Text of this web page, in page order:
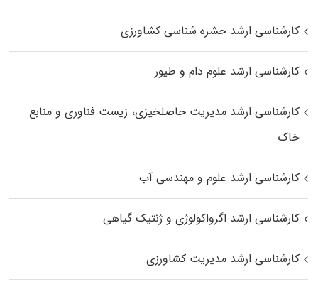
کارشناسی ارشد حشره‌ شناسی کشاورزی
کارشناسی ارشد علوم دام و طیور
کارشناسی ارشد مدیریت حاصلخیزی، زیست فناوری و منابع
خاک
کارشناسی ارشد علوم و مهندسی آب
کارشناسی ارشد اگرواکولوژی و ژنتیک گیاهی
کارشناسی ارشد مدیریت کشاورزی